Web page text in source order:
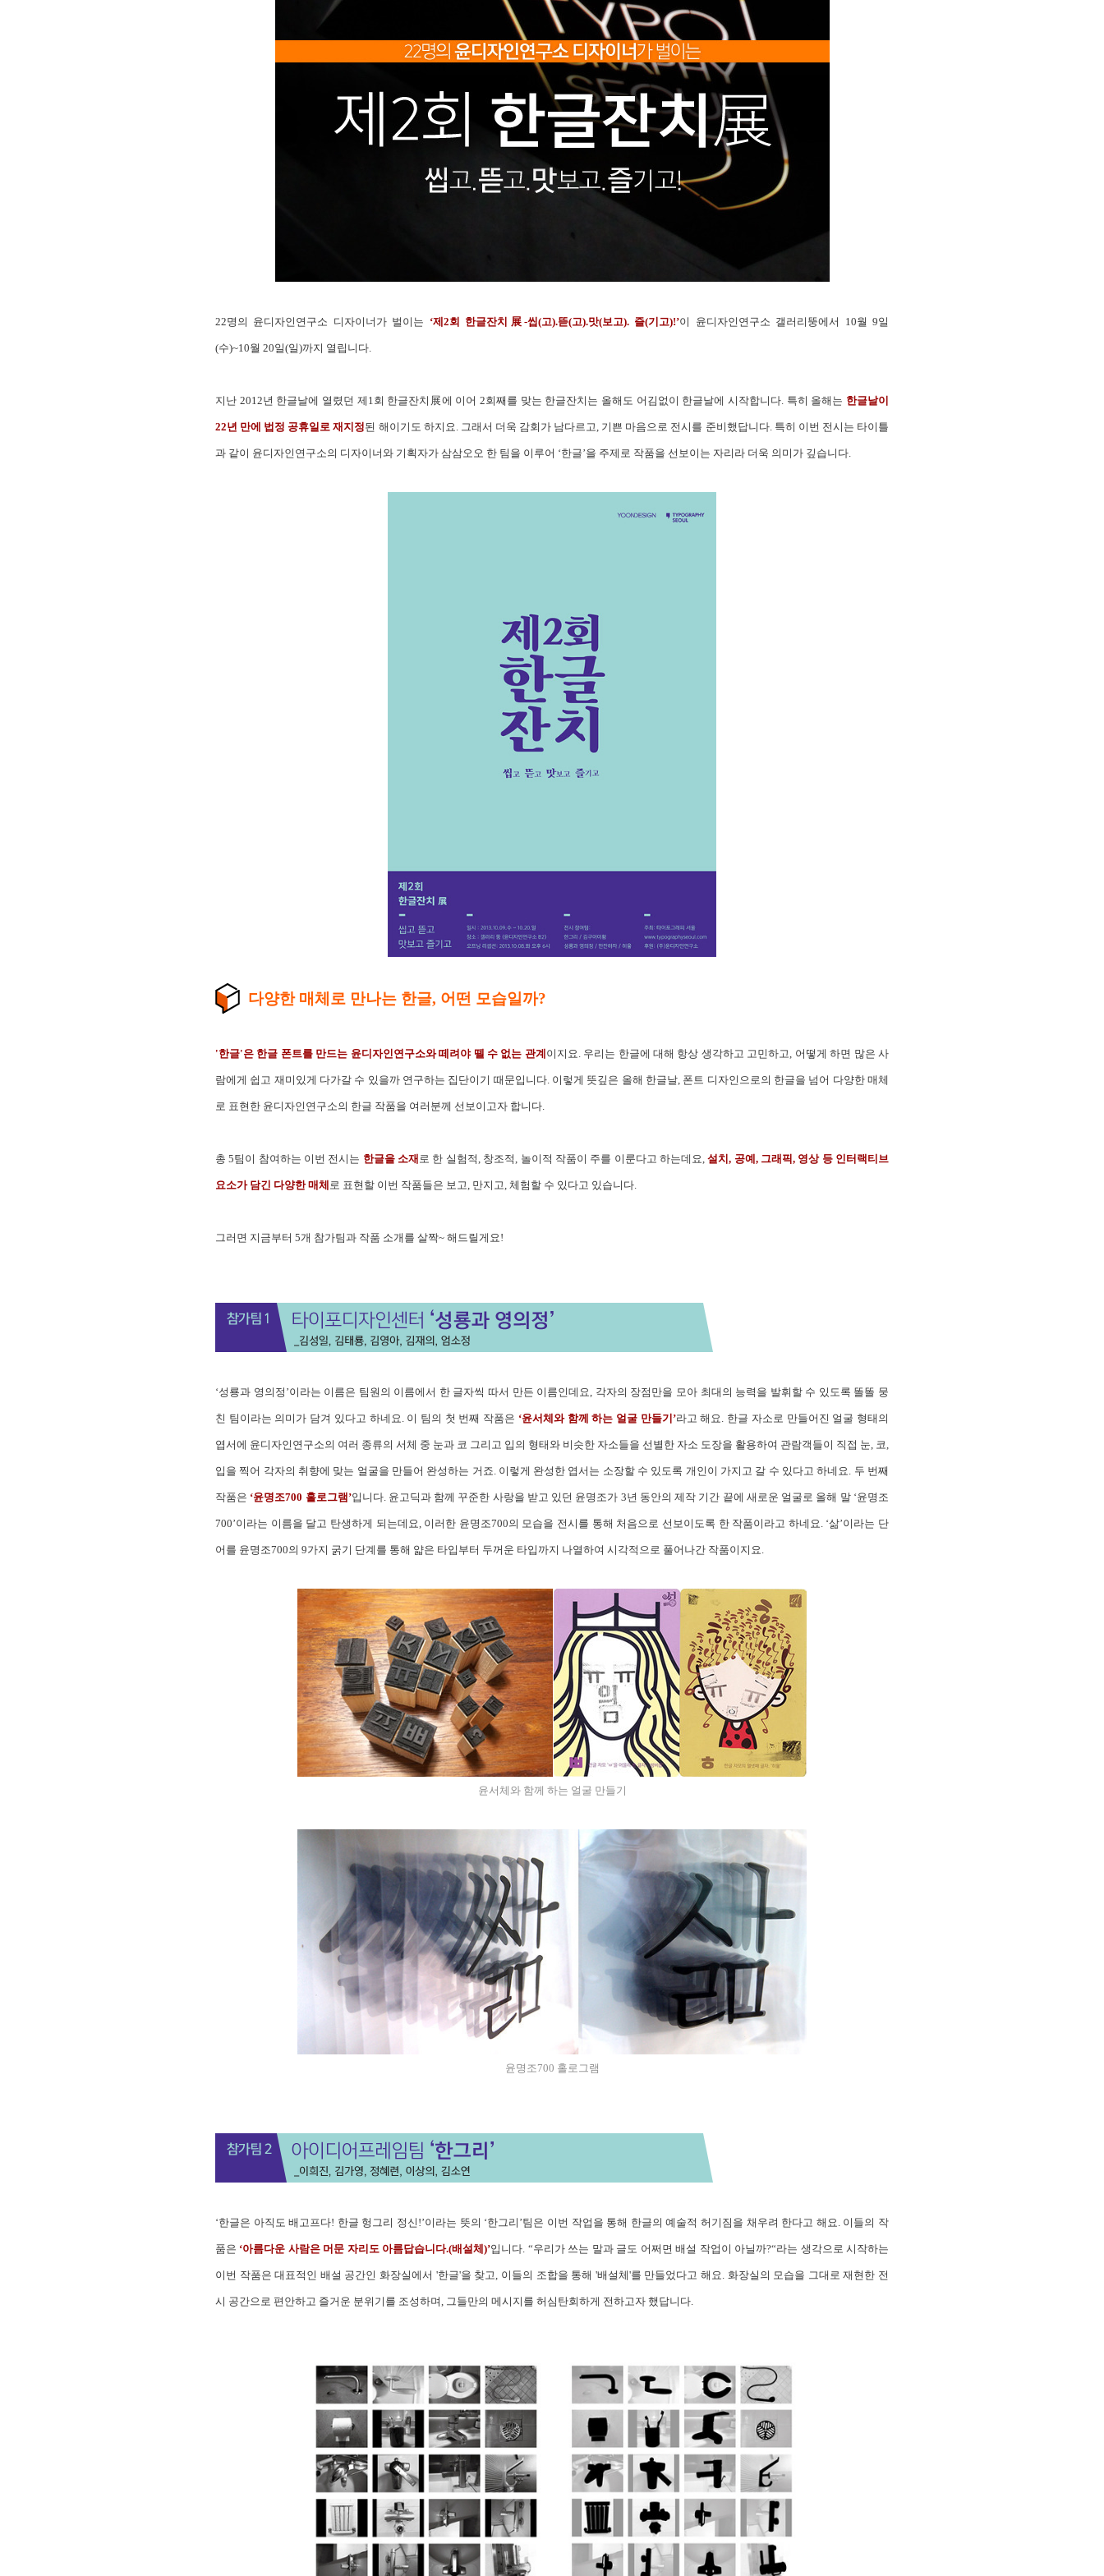
22명의 윤디자인연구소 디자이너가 벌이는 ‘제2회 한글잔치展-씹(고).뜯(고).맛(보고). 즐(기고)!’이 윤디자인연구소 갤러리뚱에서 10월 9일
(수)~10월 20일(일)까지 열립니다.
지난 2012년 한글날에 열렸던 제1회 한글잔치展에 이어 2회째를 맞는 한글잔치는 올해도 어김없이 한글날에 시작합니다. 특히 올해는 한글날이
22년 만에 법정 공휴일로 재지정된 해이기도 하지요. 그래서 더욱 감회가 남다르고, 기쁜 마음으로 전시를 준비했답니다. 특히 이번 전시는 타이틀
과 같이 윤디자인연구소의 디자이너와 기획자가 삼삼오오 한 팀을 이루어 ‘한글’을 주제로 작품을 선보이는 자리라 더욱 의미가 깊습니다.
다양한 매체로 만나는 한글, 어떤 모습일까?
'한글'은 한글 폰트를 만드는 윤디자인연구소와 떼려야 뗄 수 없는 관계 이지요. 우리는 한글에 대해 항상 생각하고 고민하고, 어떻게 하면 많은 사
람에게 쉽고 재미있게 다가갈 수 있을까 연구하는 집단이기 때문입니다. 이렇게 뜻깊은 올해 한글날, 폰트 디자인으로의 한글을 넘어 다양한 매체
로 표현한 윤디자인연구소의 한글 작품을 여러분께 선보이고자 합니다.
총 5팀이 참여하는 이번 전시는 한글을 소재 로 한 실험적, 창조적, 놀이적 작품이 주를 이룬다고 하는데요,설치, 공예, 그래픽, 영상 등 인터랙티브
요소가 담긴 다양한 매체 로 표현할 이번 작품들은 보고, 만지고, 체험할 수 있다고 있습니다.
그러면 지금부터 5개 참가팀과 작품 소개를 살짝~ 해드릴게요!
‘성룡과 영의정’이라는 이름은 팀원의 이름에서 한 글자씩 따서 만든 이름인데요, 각자의 장점만을 모아 최대의 능력을 발휘할 수 있도록 똘똘 뭉
친 팀이라는 의미가 담겨 있다고 하네요. 이 팀의 첫 번째 작품은 ‘윤서체와 함께 하는 얼굴 만들기’라고 해요. 한글 자소로 만들어진 얼굴 형태의
엽서에 윤디자인연구소의 여러 종류의 서체 중 눈과 코 그리고 입의 형태와 비슷한 자소들을 선별한 자소 도장을 활용하여 관람객들이 직접 눈, 코,
입을 찍어 각자의 취향에 맞는 얼굴을 만들어 완성하는 거죠. 이렇게 완성한 엽서는 소장할 수 있도록 개인이 가지고 갈 수 있다고 하네요. 두 번째
작품은 ‘윤명조700 홀로그램’입니다. 윤고딕과 함께 꾸준한 사랑을 받고 있던 윤명조가 3년 동안의 제작 기간 끝에 새로운 얼굴로 올해 말 ‘윤명조
700’이라는 이름을 달고 탄생하게 되는데요, 이러한 윤명조700의 모습을 전시를 통해 처음으로 선보이도록 한 작품이라고 하네요. ‘삶’이라는 단
어를 윤명조700의 9가지 굵기 단계를 통해 얇은 타입부터 두꺼운 타입까지 나열하여 시각적으로 풀어나간 작품이지요.
윤서체와 함께 하는 얼굴 만들기
윤명조700 홀로그램
‘한글은 아직도 배고프다! 한글 헝그리 정신!’이라는 뜻의 ‘한그리’팀은 이번 작업을 통해 한글의 예술적 허기짐을 채우려 한다고 해요. 이들의 작
품은 ‘아름다운 사람은 머문 자리도 아름답습니다.(배설체)’입니다. “우리가 쓰는 말과 글도 어쩌면 배설 작업이 아닐까?“라는 생각으로 시작하는
이번 작품은 대표적인 배설 공간인 화장실에서 '한글'을 찾고, 이들의 조합을 통해 '배설체'를 만들었다고 해요. 화장실의 모습을 그대로 재현한 전
시 공간으로 편안하고 즐거운 분위기를 조성하며, 그들만의 메시지를 허심탄회하게 전하고자 했답니다.